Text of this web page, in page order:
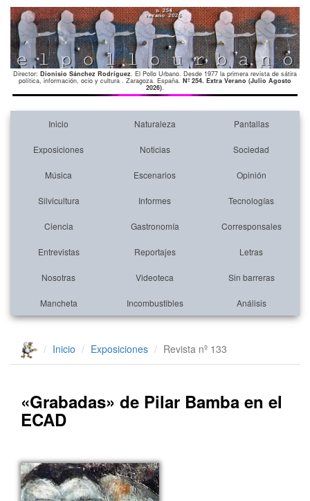
Director: Dionisio Sánchez Rodríguez. El Pollo Urbano. Desde 1977 la primera revista de sátira
política, información, ocio y cultura . Zaragoza. España. Nº 254. Extra Verano (Julio Agosto
2026).
Inicio Naturaleza Pantallas
Exposiciones Noticias Sociedad
Música Escenarios Opinión
Silvicultura Informes Tecnologías
Ciencia Gastronomía Corresponsales
Entrevistas Reportajes Letras
Nosotras Videoteca Sin barreras
Mancheta Incombustibles Análisis
Inicio Exposiciones Revista nº 133
«Grabadas» de Pilar Bamba en el
ECAD